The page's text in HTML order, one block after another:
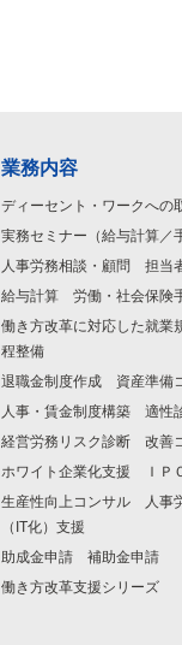
業務内容
ディーセント・ワークへの
実務セミナー（給与計算／
人事労務相談・顧問 担当
給与計算 労働・社会保険
働き方改革に対応した就
程整備
退職金制度作成 資産準備
人事・賃金制度構築 適
経営労務リスク診断 改善
ホワイト企業化支援 ＩＰ
生産性向上コンサル 人事
（IT化）支援
助成金申請 補助金申請
働き方改革支援シリーズ